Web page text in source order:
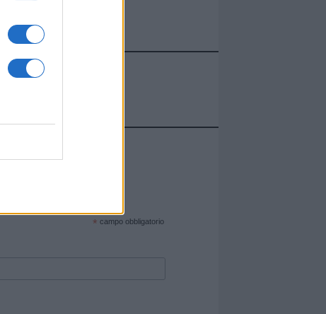
sul sito web!
* campo obbligatorio